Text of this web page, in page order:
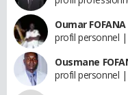
Oumar FOFANA
profil personnel |
Ousmane
profil personnel |